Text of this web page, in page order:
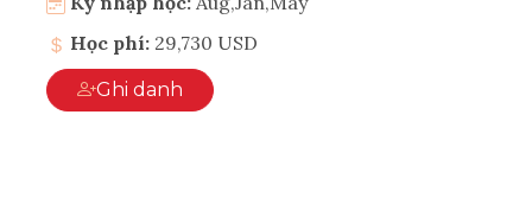
Học phí: 29,730 USD
Ghi danh